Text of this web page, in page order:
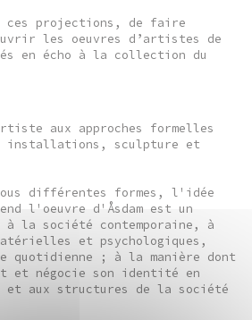
projections, de faire
les oeuvres d’artistes de
en écho à la collection du
aux approches formelles
installations, sculpture et
différentes formes, l'idée
l'oeuvre d'Åsdam est un
à la société contemporaine, à
et psychologiques,
quotidienne ; à la manière dont
négocie son identité en
et aux structures de la société